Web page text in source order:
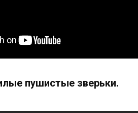
пушистые зверьки.